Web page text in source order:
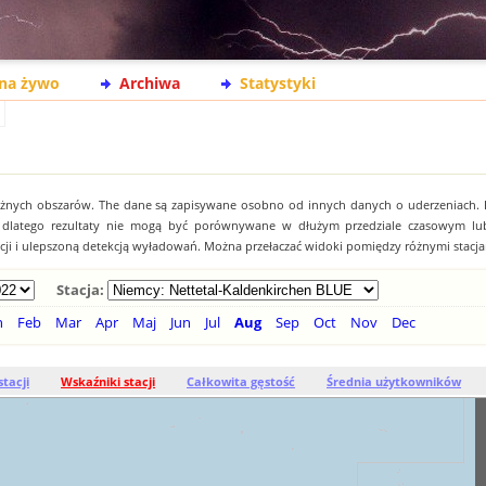
żywo Archiwa Statystyki
obszarów. The dane są zapisywane osobno od innych danych o uderzeniach.
rezultaty nie mogą być porównywane w dłużym przedziale czasowym
i ulepszoną detekcją wyładowań. Można przełaczać widoki pomiędzy różnymi
Stacja:
Feb Mar Apr Maj Jun Jul Aug Sep Oct Nov Dec
Wskaźniki stacji Całkowita gęstość Średnia użytkowników